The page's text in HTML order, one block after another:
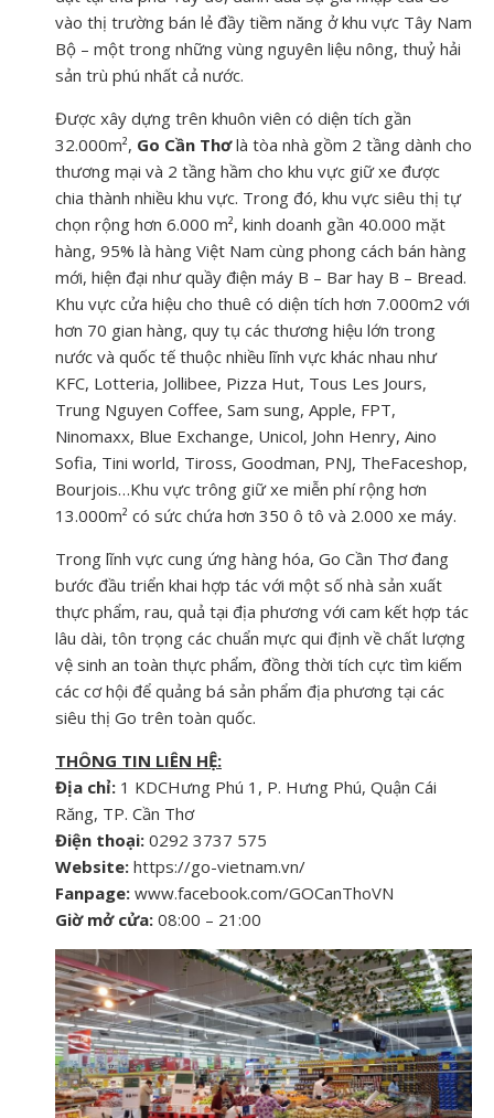
vào thị trường bán lẻ đầy tiềm năng ở khu vực Tây Nam
Bộ – một trong những vùng nguyên liệu nông, thuỷ hải
sản trù phú nhất cả nước.
Được xây dựng trên khuôn viên có diện tích gần
32.000m², Go Cần Thơ là tòa nhà gồm 2 tầng dành cho
thương mại và 2 tầng hầm cho khu vực giữ xe được
chia thành nhiều khu vực. Trong đó, khu vực siêu thị tự
chọn rộng hơn 6.000 m², kinh doanh gần 40.000 mặt
hàng, 95% là hàng Việt Nam cùng phong cách bán hàng
mới, hiện đại như quầy điện máy B – Bar hay B – Bread.
Khu vực cửa hiệu cho thuê có diện tích hơn 7.000m2 với
hơn 70 gian hàng, quy tụ các thương hiệu lớn trong
nước và quốc tế thuộc nhiều lĩnh vực khác nhau như
KFC, Lotteria, Jollibee, Pizza Hut, Tous Les Jours,
Trung Nguyen Coffee, Sam sung, Apple, FPT,
Ninomaxx, Blue Exchange, Unicol, John Henry, Aino
Sofia, Tini world, Tiross, Goodman, PNJ, TheFaceshop,
Bourjois…Khu vực trông giữ xe miễn phí rộng hơn
13.000m² có sức chứa hơn 350 ô tô và 2.000 xe máy.
Trong lĩnh vực cung ứng hàng hóa, Go Cần Thơ đang
bước đầu triển khai hợp tác với một số nhà sản xuất
thực phẩm, rau, quả tại địa phương với cam kết hợp tác
lâu dài, tôn trọng các chuẩn mực qui định về chất lượng
vệ sinh an toàn thực phẩm, đồng thời tích cực tìm kiếm
các cơ hội để quảng bá sản phẩm địa phương tại các
siêu thị Go trên toàn quốc.
THÔNG TIN LIÊN HỆ:
Địa chỉ: 1 KDCHưng Phú 1, P. Hưng Phú, Quận Cái
Răng, TP. Cần Thơ
Điện thoại: 0292 3737 575
Website: https://go-vietnam.vn/
Fanpage: www.facebook.com/GOCanThoVN
Giờ mở cửa: 08:00 – 21:00